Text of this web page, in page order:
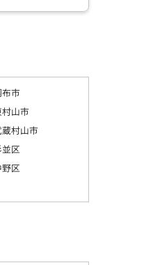
市
村山市
村山市
区
野区